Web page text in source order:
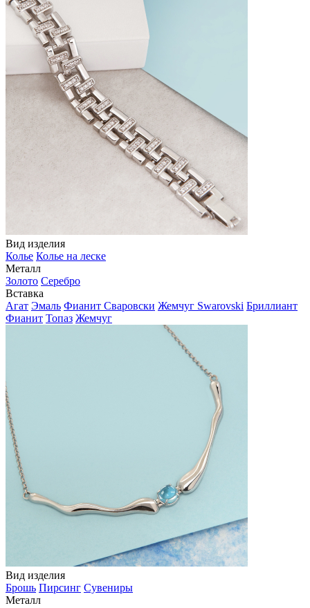
Вид изделия
Колье Колье на леске
Металл
Золото Серебро
Вставка
Агат Эмаль Фианит Сваровски Жемчуг Swarovski Бриллиант
Фианит Топаз Жемчуг
Вид изделия
Брошь Пирсинг Сувениры
Металл